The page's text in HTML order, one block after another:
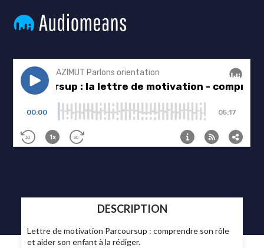
DESCRIPTION
Lettre de motivation Parcoursup : comprendre son rôle
et aider son enfant à la rédiger.